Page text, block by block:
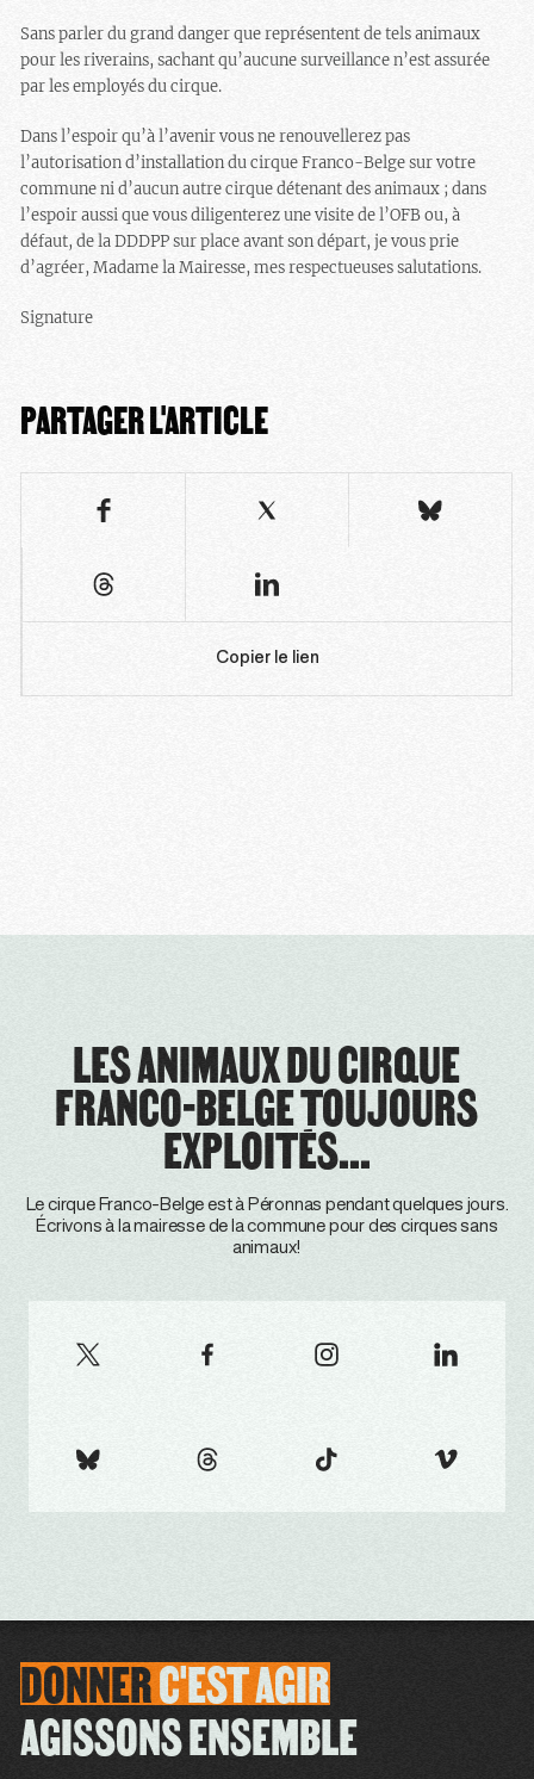
Sans parler du grand danger que représentent de tels animaux
pour les riverains, sachant qu’aucune surveillance n’est assurée
par les employés du cirque.
Dans l’espoir qu’à l’avenir vous ne renouvellerez pas
l’autorisation d’installation du cirque Franco-Belge sur votre
commune ni d’aucun autre cirque détenant des animaux ; dans
l’espoir aussi que vous diligenterez une visite de l’OFB ou, à
défaut, de la DDDPP sur place avant son départ, je vous prie
d’agréer, Madame la Mairesse, mes respectueuses salutations.
Signature
PARTAGER L'ARTICLE
Copier le lien
LES ANIMAUX DU CIRQUE
FRANCO-BELGE TOUJOURS
EXPLOITÉS...
Le cirque Franco-Belge est à Péronnas pendant quelques jours.
Écrivons à la mairesse de la commune pour des cirques sans
animaux!
DONNERC'ESTAGIR
AGISSONS ENSEMBLE